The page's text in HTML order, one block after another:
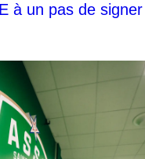
à un pas de